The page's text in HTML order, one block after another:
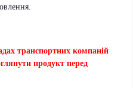
транспортних компаній
продукт перед